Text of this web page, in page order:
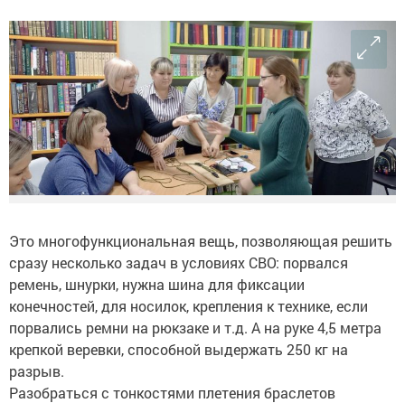
Это многофункциональная вещь, позволяющая решить
сразу несколько задач в условиях СВО: порвался
ремень, шнурки, нужна шина для фиксации
конечностей, для носилок, крепления к технике, если
порвались ремни на рюкзаке и т.д. А на руке 4,5 метра
крепкой веревки, способной выдержать 250 кг на
разрыв.
Разобраться с тонкостями плетения браслетов